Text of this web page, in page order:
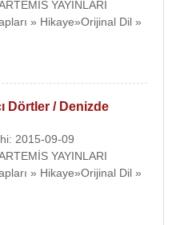
halen basılmaktadır.
11 milyondan fazla
oldukça katı bulduğu için
1939 yılında,
yaşamaya başladılar.
YAYINLARI
» Hikaye»Orijinal Dil »
Dörtler / Denizde
2015-09-09
YAYINLARI
» Hikaye»Orijinal Dil »